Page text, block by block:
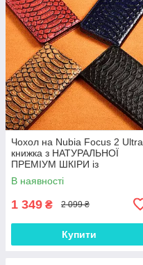
Чохол на Nubia Focus 2 Ultra
книжка з НАТУРАЛЬНОЇ
ПРЕМІУМ ШКІРИ із
підставкою протиударний
магнітний "PYTHON"
В наявності
1 349 ₴ 2 099 ₴
Купити